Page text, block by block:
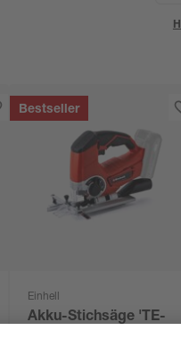
Bestseller
Einhell
Akku-Stichsäge 'TE-